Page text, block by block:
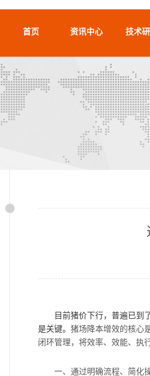
首页 资讯中心 技术
目前猪价下行，普遍已到
是关键。 猪场降本增效的核心
闭环管理，将效率、效能、执
一、通过明确流程、简化